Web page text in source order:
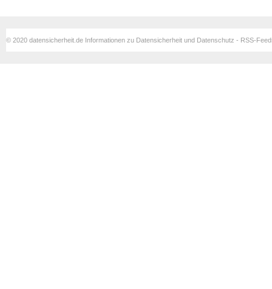
© 2020 datensicherheit.de Informationen zu Datensicherheit und Datenschutz - RSS-